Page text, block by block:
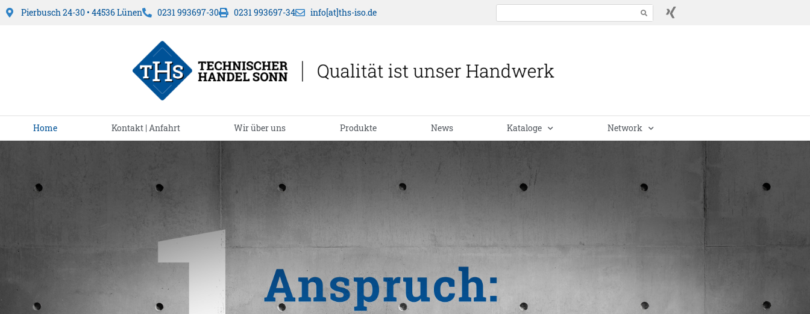
Pierbusch 24-30 • 44536 Lünen 0231 993697-30 0231 993697-34 info[at]ths-iso.de
Home Kontakt | Anfahrt Wir über uns Produkte News Kataloge Network